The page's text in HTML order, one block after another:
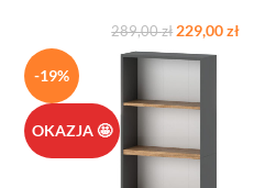
289,00zł 229,00zł
-19%
OKAZJA 🤩